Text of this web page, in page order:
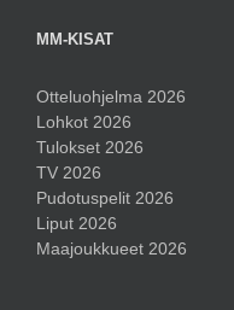
MM-KISAT
Otteluohjelma 2026
Lohkot 2026
Tulokset 2026
TV 2026
Pudotuspelit 2026
Liput 2026
Maajoukkueet 2026